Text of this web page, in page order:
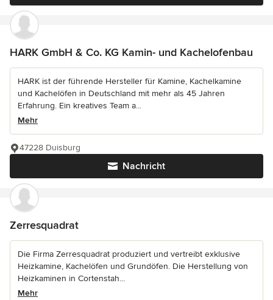
HARK GmbH & Co. KG Kamin- und Kachelofenbau
HARK ist der führende Hersteller für Kamine, Kachelkamine
und Kachelöfen in Deutschland mit mehr als 45 Jahren
Erfahrung. Ein kreatives Team a...
Mehr
Nachricht
47228 Duisburg
Zerresquadrat
Die Firma Zerresquadrat produziert und vertreibt exklusive
Heizkamine, Kachelöfen und Grundöfen. Die Herstellung von
Heizkaminen in Cortenstah...
Mehr